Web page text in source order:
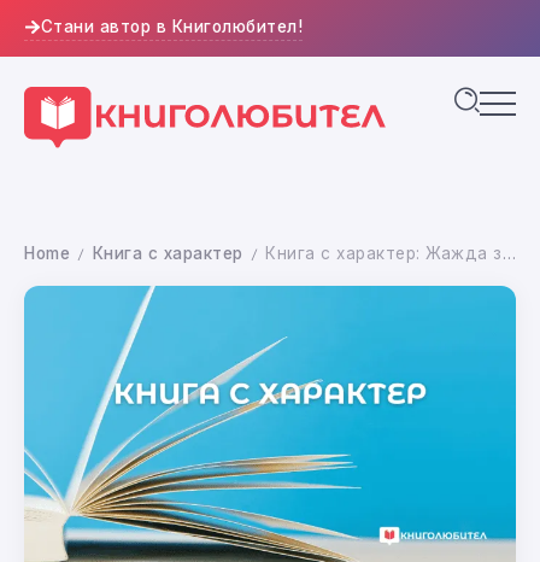
Стани автор в Книголюбител!
Home / Книга с характер / Книга с характер: Жажда за знание